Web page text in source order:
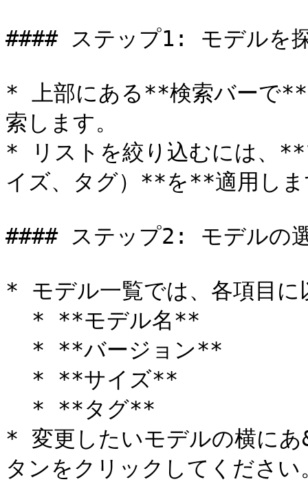
#### ステップ1: モデルを
* 上部にある**検索バーで**
索します。
* リストを絞り込むには、
イズ、タグ）**を**適用しま
#### ステップ2: モデルの
* モデル一覧では、各項目に
* 変更したいモデルの横に
タンをクリックしてください